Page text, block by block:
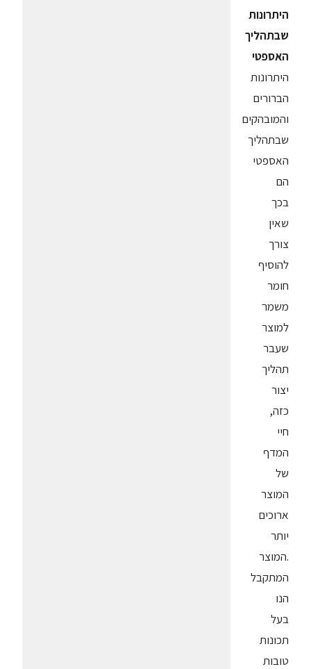
היתרונות
שבתהליך
האספטי
היתרונות
הברורים
והמובהקים
שבתהליך
האספטי
הם
בכך
שאין
צורך
להוסיף
חומר
משמר
למוצר
שעבר
תהליך
יצור
כזה,
חיי
המדף
של
המוצר
ארוכים
יותר
.המוצר
המתקבל
הנו
בעל
תכונות
טובות